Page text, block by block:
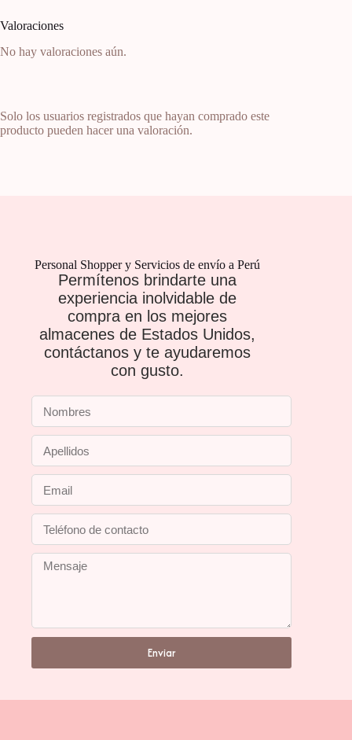
Valoraciones
No hay valoraciones aún.
Solo los usuarios registrados que hayan comprado este
producto pueden hacer una valoración.
Personal Shopper y Servicios de envío a Perú
Permítenos brindarte una
experiencia inolvidable de
compra en los mejores
almacenes de Estados Unidos,
contáctanos y te ayudaremos
con gusto.
Enviar